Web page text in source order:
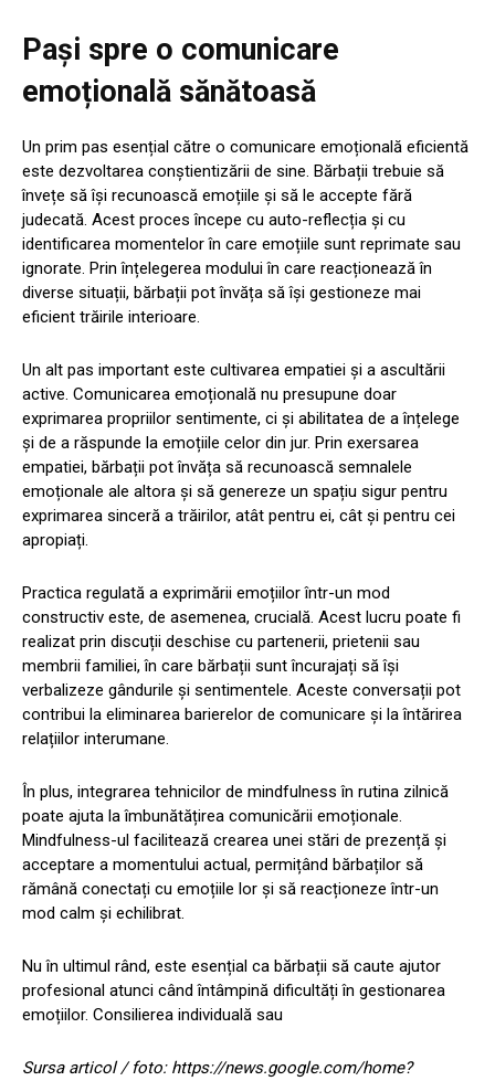
Pași spre o comunicare
emoțională sănătoasă
Un prim pas esențial către o comunicare emoțională eficientă
este dezvoltarea conștientizării de sine. Bărbații trebuie să
învețe să își recunoască emoțiile și să le accepte fără
judecată. Acest proces începe cu auto-reflecția și cu
identificarea momentelor în care emoțiile sunt reprimate sau
ignorate. Prin înțelegerea modului în care reacționează în
diverse situații, bărbații pot învăța să își gestioneze mai
eficient trăirile interioare.
Un alt pas important este cultivarea empatiei și a ascultării
active. Comunicarea emoțională nu presupune doar
exprimarea propriilor sentimente, ci și abilitatea de a înțelege
și de a răspunde la emoțiile celor din jur. Prin exersarea
empatiei, bărbații pot învăța să recunoască semnalele
emoționale ale altora și să genereze un spațiu sigur pentru
exprimarea sinceră a trăirilor, atât pentru ei, cât și pentru cei
apropiați.
Practica regulată a exprimării emoțiilor într-un mod
constructiv este, de asemenea, crucială. Acest lucru poate fi
realizat prin discuții deschise cu partenerii, prietenii sau
membrii familiei, în care bărbații sunt încurajați să își
verbalizeze gândurile și sentimentele. Aceste conversații pot
contribui la eliminarea barierelor de comunicare și la întărirea
relațiilor interumane.
În plus, integrarea tehnicilor de mindfulness în rutina zilnică
poate ajuta la îmbunătățirea comunicării emoționale.
Mindfulness-ul facilitează crearea unei stări de prezență și
acceptare a momentului actual, permițând bărbaților să
rămână conectați cu emoțiile lor și să reacționeze într-un
mod calm și echilibrat.
Nu în ultimul rând, este esențial ca bărbații să caute ajutor
profesional atunci când întâmpină dificultăți în gestionarea
emoțiilor. Consilierea individuală sau
Sursa articol / foto: https://news.google.com/home?